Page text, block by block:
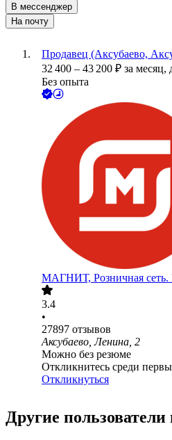
В мессенджер
На почту
Продавец (Аксубаево,
32 400 – 43 200 ₽ за месяц,
Без опыта
МАГНИТ, Розничная сеть.
3.4
•
27897 отзывов
Аксубаево, Ленина, 2
Можно без резюме
Откликнитесь среди
Откликнуться
Другие